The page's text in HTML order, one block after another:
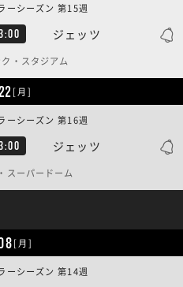
ジェッツ
シーズン 第15週
・スタジアム
[月]
ジェッツ
シーズン 第16週
スーパードーム
[月]
シーズン 第14週